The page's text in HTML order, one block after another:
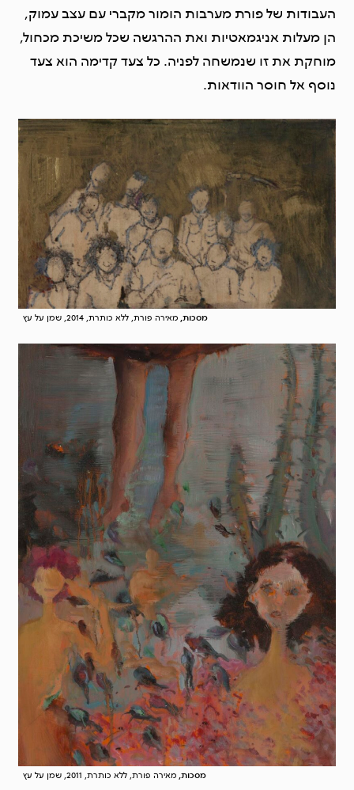
העבודות של פורת מערבות הומור מקברי עם עצב עמוק,
הן מעלות אניגמאטיות ואת ההרגשה שכל משיכת מכחול,
מוחקת את זו שנמשחה לפניה. כל צעד קדימה הוא צעד
נוסף אל חוסר הוודאות.
מסכות, מאירה פורת, ללא כותרת, 2014, שמן על עץ
מסכות, מאירה פורת, ללא כותרת, 2011, שמן על עץ